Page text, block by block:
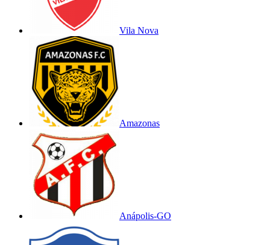
Vila Nova
Amazonas
Anápolis-GO